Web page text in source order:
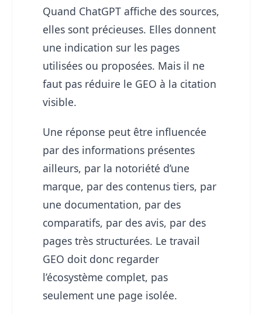
Quand ChatGPT affiche des sources,
elles sont précieuses. Elles donnent
une indication sur les pages
utilisées ou proposées. Mais il ne
faut pas réduire le GEO à la citation
visible.
Une réponse peut être influencée
par des informations présentes
ailleurs, par la notoriété d’une
marque, par des contenus tiers, par
une documentation, par des
comparatifs, par des avis, par des
pages très structurées. Le travail
GEO doit donc regarder
l’écosystème complet, pas
seulement une page isolée.